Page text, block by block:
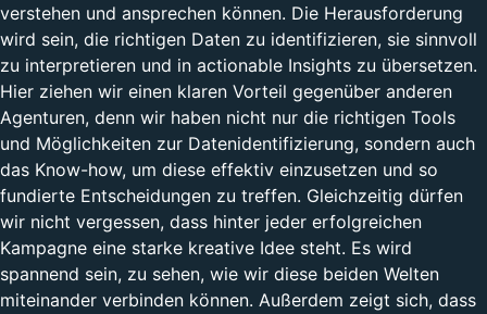
verstehen und ansprechen können. Die Herausforderung
wird sein, die richtigen Daten zu identifizieren, sie sinnvoll
zu interpretieren und in actionable Insights zu übersetzen.
Hier ziehen wir einen klaren Vorteil gegenüber anderen
Agenturen, denn wir haben nicht nur die richtigen Tools
und Möglichkeiten zur Datenidentifizierung, sondern auch
das Know-how, um diese effektiv einzusetzen und so
fundierte Entscheidungen zu treffen. Gleichzeitig dürfen
wir nicht vergessen, dass hinter jeder erfolgreichen
Kampagne eine starke kreative Idee steht. Es wird
spannend sein, zu sehen, wie wir diese beiden Welten
miteinander verbinden können. Außerdem zeigt sich, dass